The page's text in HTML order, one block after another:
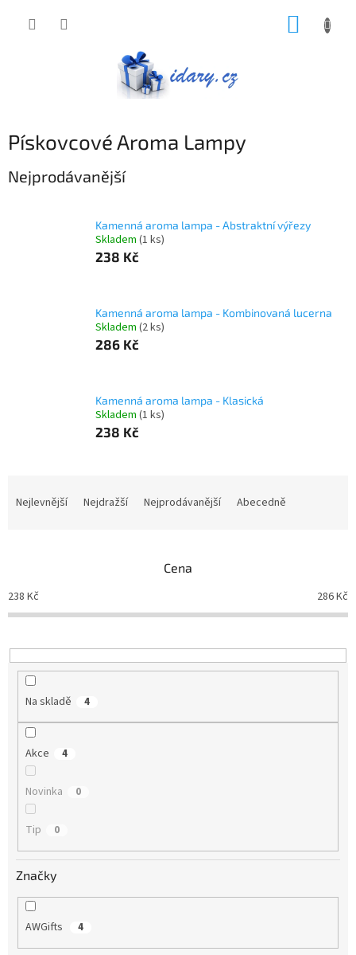
Pískovcové Aroma Lampy
Nejprodávanější
Kamenná aroma lampa - Abstraktní výřezy
Skladem (1 ks)
238 Kč
Kamenná aroma lampa - Kombinovaná lucerna
Skladem (2 ks)
286 Kč
Kamenná aroma lampa - Klasická
Skladem (1 ks)
238 Kč
p
r
o
u
Nejlevnější Nejdražší Nejprodávanější Abecedně
Cena
238 Kč 286Kč
Na skladě 4
Akce 4
Novinka 0
Tip 0
Značky
AWGifts 4